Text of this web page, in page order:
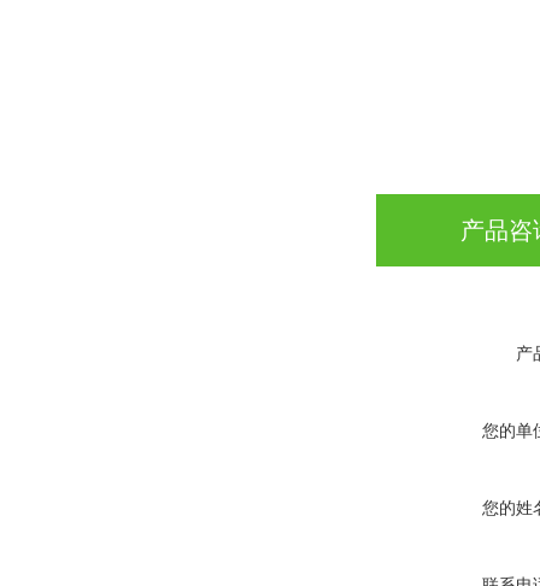
产品咨
产
您的单
您的姓